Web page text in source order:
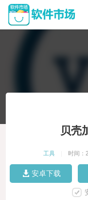
贝壳
工具 时间：
安卓下载